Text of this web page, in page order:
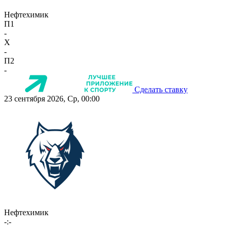
Нефтехимик
П1
-
X
-
П2
-
Сделать ставку
23 сентября 2026, Ср, 00:00
Нефтехимик
-:-